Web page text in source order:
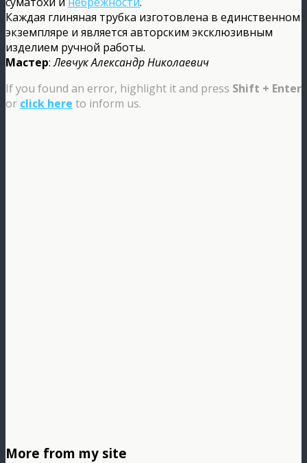
Каждая глиняная трубка изготовлена в единственном
экземпляре и является авторским эксклюзивным
изделием ручной работы.
Мастер:Левчук Александр Николаевич
If you found an error, highlight it and press Shift + Enter
or click here to inform us.
More from my site